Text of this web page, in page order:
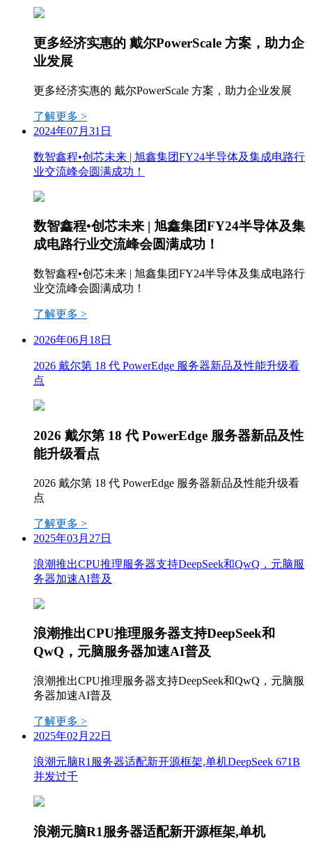
更多经济实惠的 戴尔PowerScale 方案，助力企
业发展
更多经济实惠的 戴尔PowerScale 方案，助力企业发展
了解更多 >
2024年07月31日
数智鑫程•创芯未来 | 旭鑫集团FY24半导体及集成电路行
业交流峰会圆满成功！
数智鑫程•创芯未来 | 旭鑫集团FY24半导体及集
成电路行业交流峰会圆满成功！
数智鑫程•创芯未来 | 旭鑫集团FY24半导体及集成电路行
业交流峰会圆满成功！
了解更多 >
2026年06月18日
2026 戴尔第 18 代 PowerEdge 服务器新品及性能升级看
点
2026 戴尔第 18 代 PowerEdge 服务器新品及性
能升级看点
2026 戴尔第 18 代 PowerEdge 服务器新品及性能升级看
点
了解更多 >
2025年03月27日
浪潮推出CPU推理服务器支持DeepSeek和QwQ，元脑服
务器加速AI普及
浪潮推出CPU推理服务器支持DeepSeek和
QwQ，元脑服务器加速AI普及
浪潮推出CPU推理服务器支持DeepSeek和QwQ，元脑服
务器加速AI普及
了解更多 >
2025年02月22日
浪潮元脑R1服务器适配新开源框架,单机DeepSeek 671B
并发过千
浪潮元脑R1服务器适配新开源框架,单机